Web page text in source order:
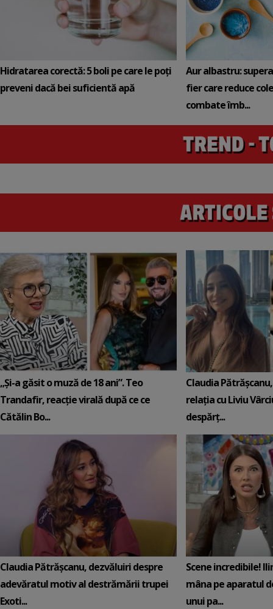
Hidratarea corectă: 5 boli pe care le poți
preveni dacă bei suficientă apă
Aur albastru:
fier care reduce
combate îmb...
„Și-a găsit o muză de 18 ani”. Teo
Trandafir, reacție virală după ce ce
Cătălin Bo...
Claudia
relația cu Liviu
despărț...
Claudia Pătrășcanu, dezvăluiri despre
adevăratul motiv al destrămării trupei
Exoti...
Scene incredibile!
mâna pe aparatul
unui pa...